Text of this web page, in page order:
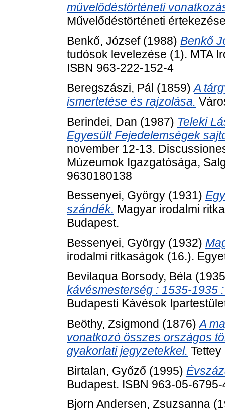
művelődéstörténeti
Művelődéstörténeti
Benkő, József(1988) Benkő
tudósok levelezése (1). MTA
ISBN 963-222-152-4
Beregszászi, Pál (1859)A
ismertetése és rajzolása.
Berindei, Dan (1987) Teleki
Egyesült Fejedelemségek
november 12-13.
Múzeumok Igazgatósága,
9630180138
Bessenyei, György (1931)
szándék. Magyar irodalmi
Budapest.
Bessenyei, György (1932)
irodalmi ritkaságok (16.).
Bevilaqua Borsody, Béla
kávésmesterség : 1535-1935
Budapesti Kávésok
Beöthy, Zsigmond (1876)A
vonatkozó összes országos
gyakorlati jegyzetekkel.
Birtalan, Győző (1995)
Budapest. ISBN 963-05-6795-
Bjorn Andersen, Zsuzsanna